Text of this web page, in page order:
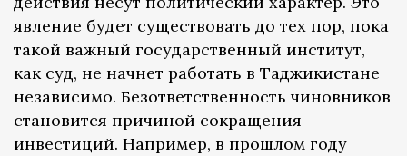
явление будет существовать до тех пор, пока
такой важный государственный институт,
как суд, не начнет работать в Таджикистане
независимо. Безответственность чиновников
становится причиной сокращения
инвестиций. Например, в прошлом году